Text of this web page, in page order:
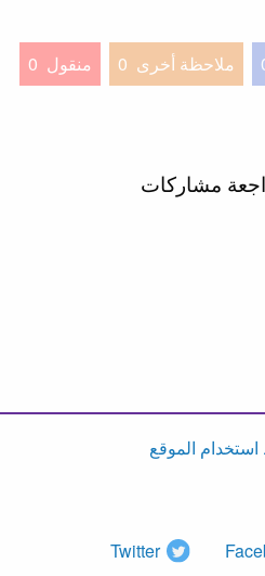
ملاحظة أخرى 0 منقول 0
مشاركات
الموقع
Twitter